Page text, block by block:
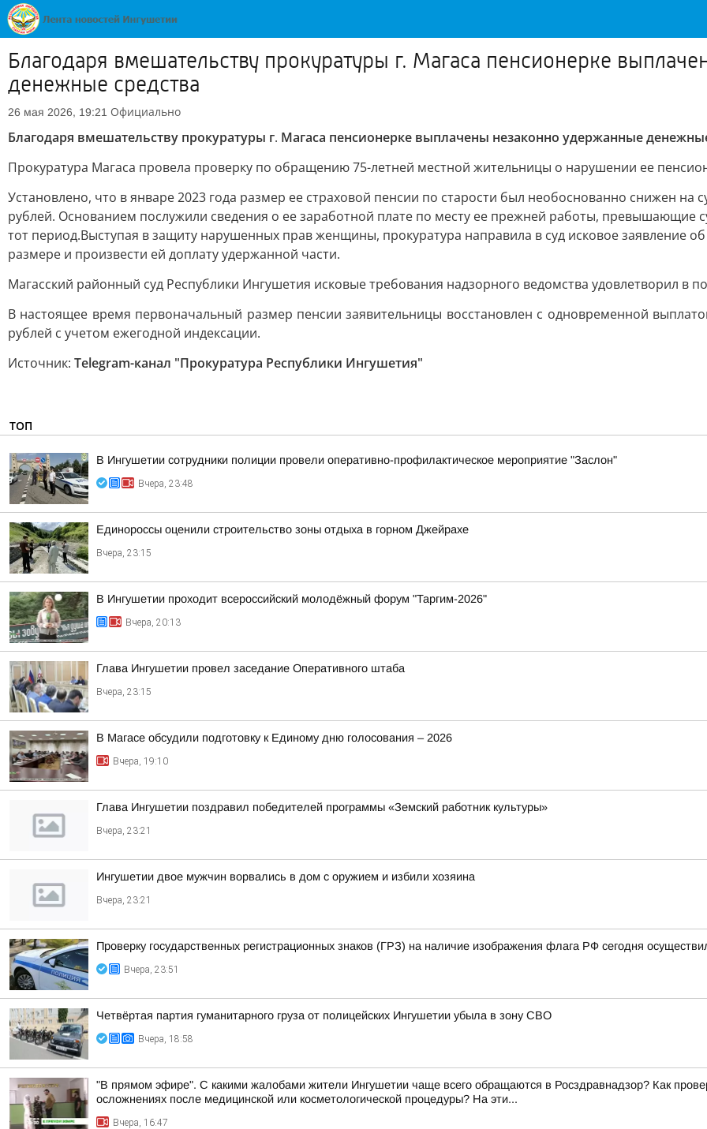
Благодаря вмешательству прокуратуры г. Магаса пенсионерке
денежные средства
26 мая 2026, 19:21 Официально
Благодаря вмешательству прокуратуры г. Магаса пенсионерке выплачены незаконно удержанные
Прокуратура Магаса провела проверку по обращению 75-летней местной жительницы о нарушении ее
Установлено, что в январе 2023 года размер ее страховой пенсии по старости был необоснованно снижен на
рублей. Основанием послужили сведения о ее заработной плате по месту ее прежней работы, превышающие
тот период.Выступая в защиту нарушенных прав женщины, прокуратура направила в суд исковое заявление
размере и произвести ей доплату удержанной части.
Магасский районный суд Республики Ингушетия исковые требования надзорного ведомства удовлетворил в
В настоящее время первоначальный размер пенсии заявительницы восстановлен с одновременной
рублей с учетом ежегодной индексации.
Источник: Telegram-канал "Прокуратура Республики Ингушетия"
ТОП
В Ингушетии сотрудники полиции провели оперативно-профилактическое мероприятие "Заслон"
Вчера, 23:48
Единороссы оценили строительство зоны отдыха в горном Джейрахе
Вчера, 23:15
В Ингушетии проходит всероссийский молодёжный форум "Таргим-2026"
Вчера, 20:13
Глава Ингушетии провел заседание Оперативного штаба
Вчера, 23:15
В Магасе обсудили подготовку к Единому дню голосования – 2026
Вчера, 19:10
Глава Ингушетии поздравил победителей программы «Земский работник культуры»
Вчера, 23:21
Ингушетии двое мужчин ворвались в дом с оружием и избили хозяина
Вчера, 23:21
Проверку государственных регистрационных знаков (ГРЗ) на наличие изображения флага РФ сегодня
Вчера, 23:51
Четвёртая партия гуманитарного груза от полицейских Ингушетии убыла в зону СВО
Вчера, 18:58
"В прямом эфире". С какими жалобами жители Ингушетии чаще всего обращаются в Росздравнадзор? Как
осложнениях после медицинской или косметологической процедуры? На эти...
Вчера, 16:47